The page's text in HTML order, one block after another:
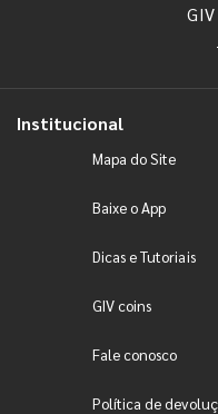
Institucional
Mapa do Site
Baixe o App
Dicas e Tutoriais
GIV coins
Fale conosco
Política de